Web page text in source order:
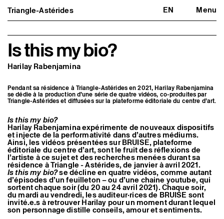
Triangle-Astérides EN Menu
Triangle-Astérides
Centre d’art contemporain
et résidence internationale d'artistes
Fermer
Présentation
À propos
Partenaires et réseaux
Formation professionnelle
Adhérer / nous soutenir
Informations pratiques
Programmation
Agenda : en cours et à venir
Expositions
Événements
Programmation éditoriale
Médiation
Publics associés
Les Nouveaux Commanditaires
Artistes résident·es et associé·es
Is this my bio?
Harilay Rabenjamina
Pendant sa résidence à Triangle-Astérides en 2021, Harilay Rabenjamina
se dédie à la production d’une série de quatre vidéos, co-produites par
Triangle-Astérides et diffusées sur la plateforme éditoriale du centre d’art.
Is this my bio?
Harilay Rabenjamina expérimente de nouveaux dispositifs
et injecte de la performativité dans d’autres médiums.
Ainsi, les vidéos présentées sur BRUISE, plateforme
éditoriale du centre d’art, sont le fruit des réflexions de
l’artiste à ce sujet et des recherches menées durant sa
résidence à Triangle - Astérides, de janvier à avril 2021.
Is this my bio?se décline en quatre vidéos, comme autant
d’épisodes d’un feuilleton – ou d’une chaine youtube, qui
sortent chaque soir (du 20 au 24 avril 2021). Chaque soir,
du mardi au vendredi, les auditeur·rices de BRUISE sont
invité.e.s à retrouver Harilay pour un moment durant lequel
son personnage distille conseils, amour et sentiments.